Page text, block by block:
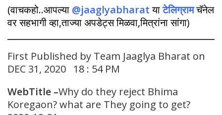
(वाचकहो..आपल्या @jaaglyabharat याटेलिग्रामचॅनेल
वर सहभागी व्हा,ताज्या अपडेट्स मिळवा,मित्रांना सांगा)
First Published by Team Jaaglya Bharat on
DEC 31, 2020 18 : 54 PM
WebTitle –Why do they reject Bhima
Koregaon? what are They going to get?